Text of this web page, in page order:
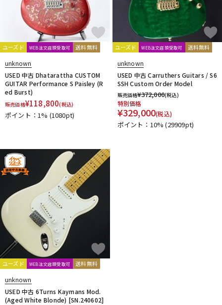
ユーズド WEB注文店頭受取可 送料無料
unknown
USED 中古 Dhatarattha CUSTOM
GUITAR Performance S Paisley (R
ed Burst)
販売価格¥118,800(税込)
ポイント：1% (1080pt)
ユーズド WEB注文店頭受取可 送料無料
unknown
USED 中古 Carruthers Guitars / S6
SSH Custom Order Model
販売価格¥372,000(税込)
特別価格
¥329,000(税込)
ポイント：10%(29909pt)
ユーズド WEB注文店頭受取可 送料無料
unknown
USED 中古 6Turns Kaymans Mod.
(Aged White Blonde) [SN.240602]